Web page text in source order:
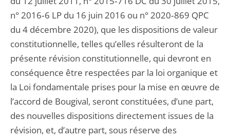
n° 2016‑6 LP du 16 juin 2016 ou n° 2020‑869 QPC
du 4 décembre 2020), que les dispositions de valeur
constitutionnelle, telles qu’elles résulteront de la
présente révision constitutionnelle, qui devront en
conséquence être respectées par la loi organique et
la Loi fondamentale prises pour la mise en œuvre de
l’accord de Bougival, seront constituées, d’une part,
des nouvelles dispositions directement issues de la
révision, et, d’autre part, sous réserve des